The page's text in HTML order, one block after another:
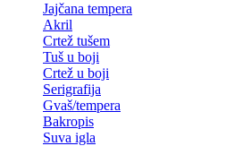
Jajčana tempera
Akril
Crtež tušem
Tuš u boji
Crtež u boji
Serigrafija
Gvaš/tempera
Bakropis
Suva igla